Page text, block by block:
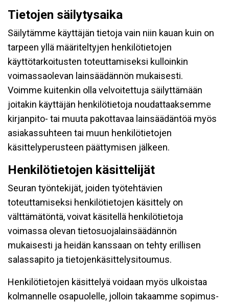
Tietojen säilytysaika
Säilytämme käyttäjän tietoja vain niin kauan kuin on
tarpeen yllä määriteltyjen henkilötietojen
käyttötarkoitusten toteuttamiseksi kulloinkin
voimassaolevan lainsäädännön mukaisesti.
Voimme kuitenkin olla velvoitettuja säilyttämään
joitakin käyttäjän henkilötietoja noudattaaksemme
kirjanpito- tai muuta pakottavaa lainsäädäntöä myös
asiakassuhteen tai muun henkilötietojen
käsittelyperusteen päättymisen jälkeen.
Henkilötietojen käsittelijät
Seuran työntekijät, joiden työtehtävien
toteuttamiseksi henkilötietojen käsittely on
välttämätöntä, voivat käsitellä henkilötietoja
voimassa olevan tietosuojalainsäädännön
mukaisesti ja heidän kanssaan on tehty erillisen
salassapito ja tietojenkäsittelysitoumus.
Henkilötietojen käsittelyä voidaan myös ulkoistaa
kolmannelle osapuolelle, jolloin takaamme sopimus-